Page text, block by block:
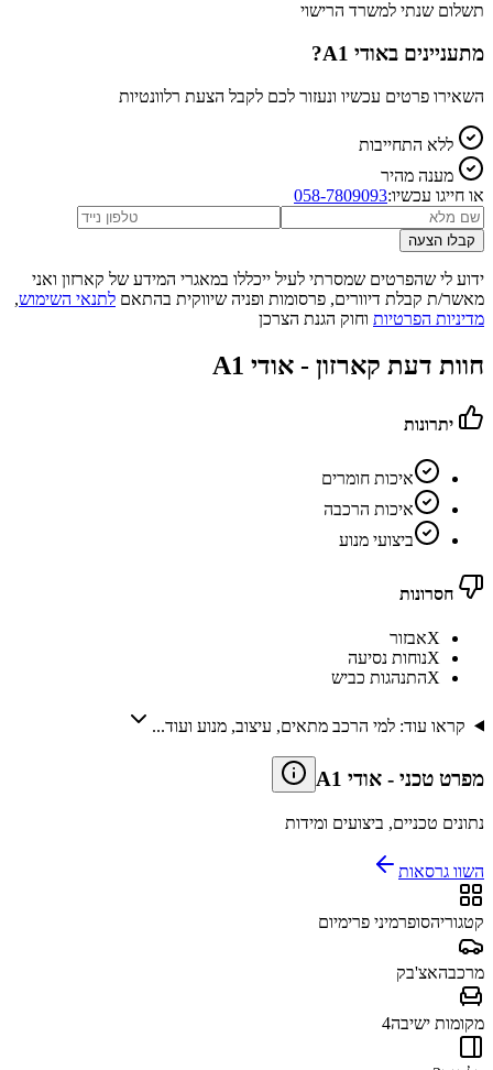
תשלום שנתי למשרד הרישוי
מתעניינים באודי A1 ?
השאירו פרטים עכשיו ונעזור לכם לקבל הצעת רלוונטיות
ללא התחייבות
מענה מהיר
או חייגו עכשיו:058-7809093
קבלו הצעה
ידוע לי שהפרטים שמסרתי לעיל ייכללו במאגרי המידע של קארזון ואני
מאשר/ת קבלת דיוורים, פרסומות ופניה שיווקית בהתאם לתנאי השימוש,
מדיניות הפרטיות וחוק הגנת הצרכן
חוות דעת קארזון - אודי A1
יתרונות
איכות חומרים
איכות הרכבה
ביצועי מנוע
חסרונות
Xאבזור
Xנוחות נסיעה
Xהתנהגות כביש
קראו עוד: למי הרכב מתאים, עיצוב, מנוע ועוד...
מפרט טכני - אודי A1
נתונים טכניים, ביצועים ומידות
השוו גרסאות
קטגוריהסופרמיני פרימיום
מרכבהאצ'בק
מקומות ישיבה4